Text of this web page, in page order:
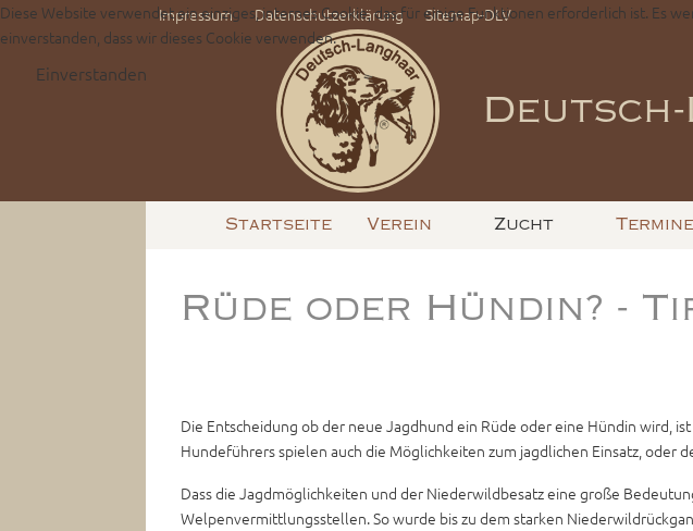
Impressum Datenschutzerklärung Sitemap-DLV
Deutsch-
Startseite Verein Zucht Termine
Rüde oder Hündin? -
Die Entscheidung ob der neue Jagdhund ein Rüde oder eine Hündin wird,
Hundeführers spielen auch die Möglichkeiten zum jagdlichen Einsatz,
Dass die Jagdmöglichkeiten und der Niederwildbesatz eine große
Welpenvermittlungsstellen. So wurde bis zu dem starken
Diese Website verwendet ein einziges, internes Cookie, das für einige Funktionen erforderlich ist. Es
einverstanden, dass wir dieses Cookie verwenden.
Einverstanden